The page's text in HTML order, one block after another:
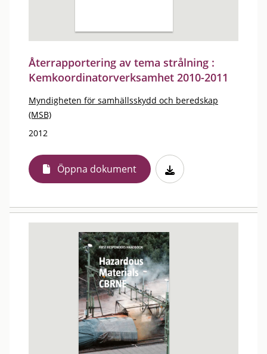
Återrapportering av tema strålning :
Kemkoordinatorverksamhet 2010-2011
Myndigheten för samhällsskydd och beredskap
(MSB)
2012
Öppna dokument